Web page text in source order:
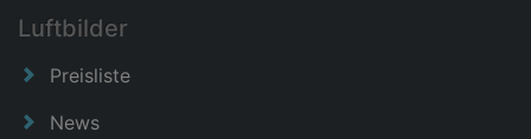
Luftbilder
Preisliste
News